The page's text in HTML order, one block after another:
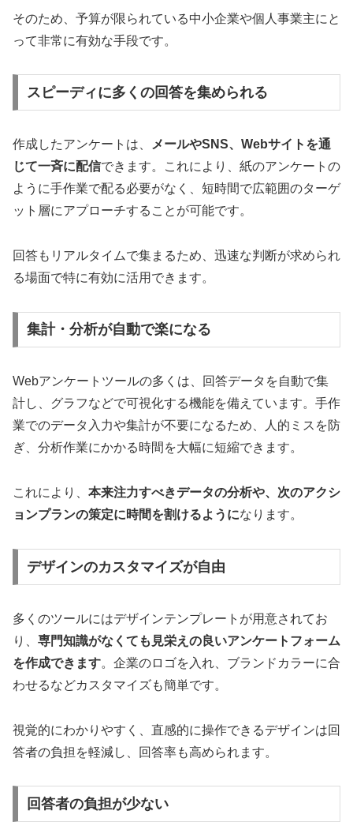
そのため、予算が限られている中小企業や個人事業主にと
って非常に有効な手段です。
スピーディに多くの回答を集められる
作成したアンケートは、
メールやSNS、Webサイトを通
じて一斉に配信できます。これにより、紙のアンケートの
ように手作業で配る必要がなく、短時間で広範囲のターゲ
ット層にアプローチすることが可能です。
回答もリアルタイムで集まるため、迅速な判断が求められ
る場面で特に有効に活用できます。
集計・分析が自動で楽になる
Webアンケートツールの多くは、回答データを自動で集
計し、グラフなどで可視化する機能を備えています。手作
業でのデータ入力や集計が不要になるため、人的ミスを防
ぎ、分析作業にかかる時間を大幅に短縮できます。
これにより、 本来注力すべきデータの分析や、次のアクシ
ョンプランの策定に時間を割けるようになります。
デザインのカスタマイズが自由
多くのツールにはデザインテンプレートが用意されてお
り、 専門知識がなくても見栄えの良いアンケートフォーム
を作成できます。企業のロゴを入れ、ブランドカラーに合
わせるなどカスタマイズも簡単です。
視覚的にわかりやすく、直感的に操作できるデザインは回
答者の負担を軽減し、回答率も高められます。
回答者の負担が少ない